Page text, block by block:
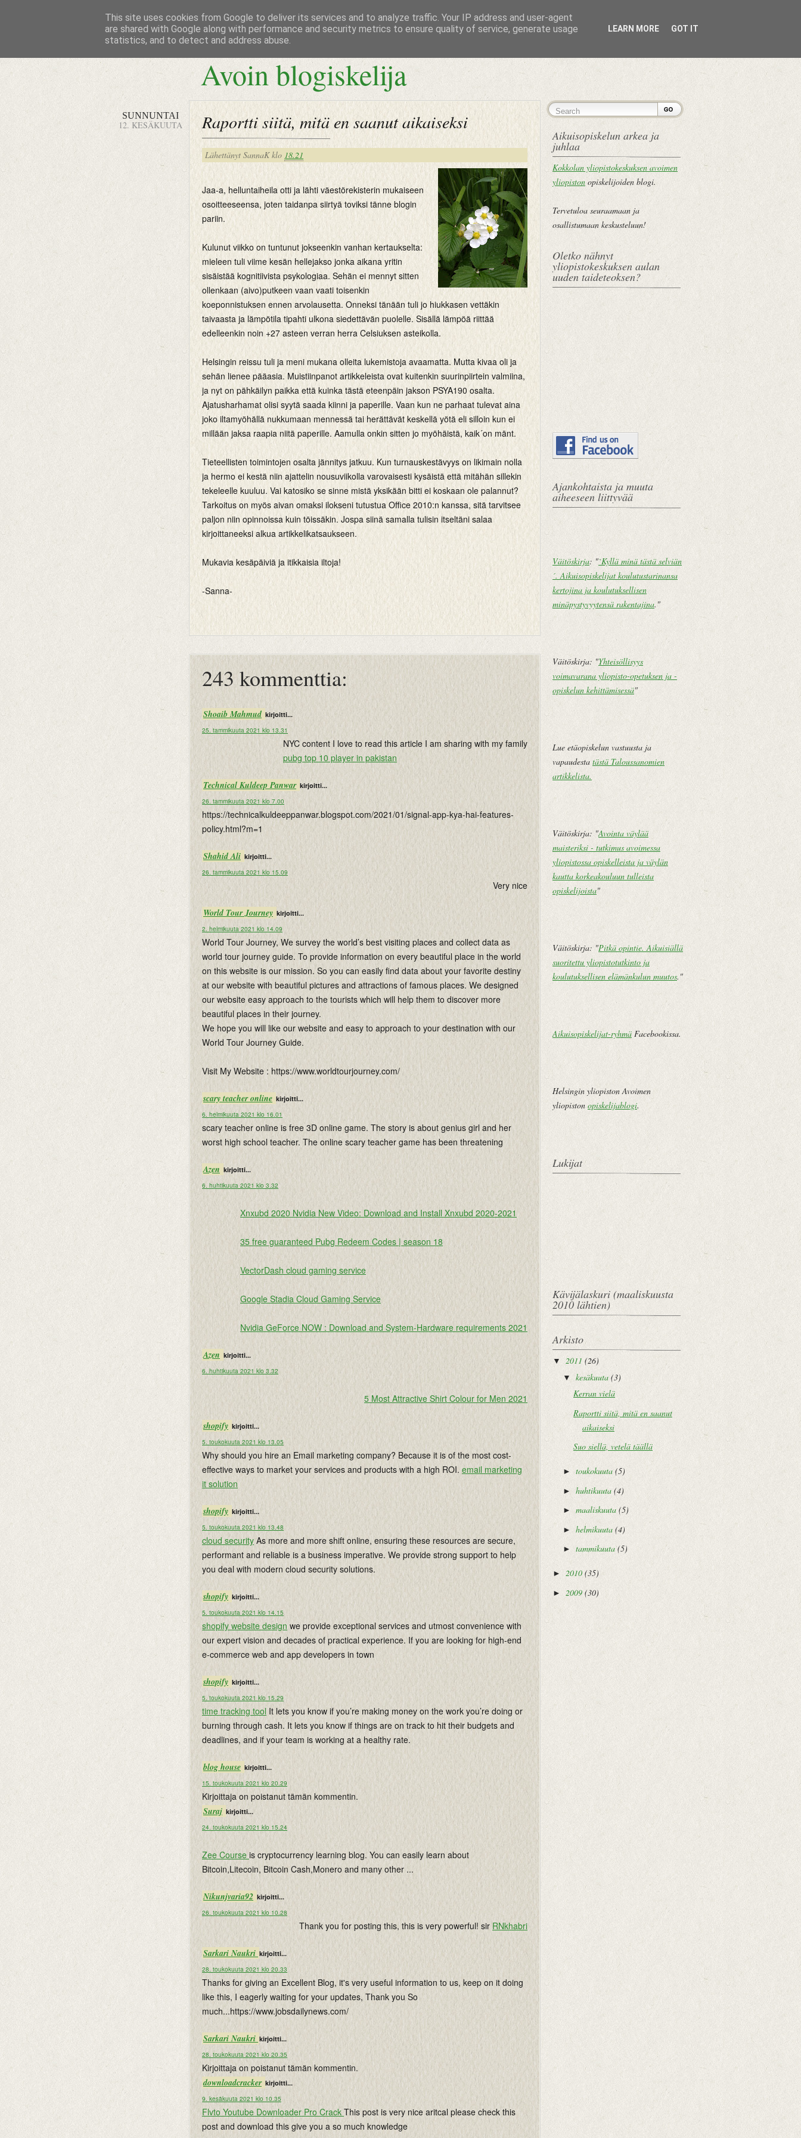
Avoin blogiskelija
SUNNUNTAI
12. KESÄKUUTA Raportti siitä, mitä en saanut aikaiseksi
Lähettänyt SannaK klo 18.21
Jaa-a, helluntaiheila otti ja lähti väestörekisterin mukaiseen
osoitteeseensa, joten taidanpa siirtyä toviksi tänne blogin
pariin.
Kulunut viikko on tuntunut jokseenkin vanhan kertaukselta:
mieleen tuli viime kesän hellejakso jonka aikana yritin
sisäistää kognitiivista psykologiaa. Sehän ei mennyt sitten
ollenkaan (aivo)putkeen vaan vaati toisenkin
koeponnistuksen ennen arvolausetta. Onneksi tänään tuli jo hiukkasen vettäkin
taivaasta ja lämpötila tipahti ulkona siedettävän puolelle. Sisällä lämpöä riittää
edelleenkin noin +27 asteen verran herra Celsiuksen asteikolla.
Helsingin reissu tuli ja meni mukana olleita lukemistoja avaamatta. Mutta kivaa oli ja
sehän lienee pääasia. Muistiinpanot artikkeleista ovat kuitenkin suurinpiirtein valmiina,
ja nyt on pähkäilyn paikka että kuinka tästä eteenpäin jakson PSYA190 osalta.
Ajatusharhamat olisi syytä saada kiinni ja paperille. Vaan kun ne parhaat tulevat aina
joko iltamyöhällä nukkumaan mennessä tai herättävät keskellä yötä eli silloin kun ei
millään jaksa raapia niitä paperille. Aamulla onkin sitten jo myöhäistä, kaik´on mänt.
Tieteellisten toimintojen osalta jännitys jatkuu. Kun turnauskestävyys on likimain nolla
ja hermo ei kestä niin ajattelin nousuviikolla varovaisesti kysäistä että mitähän sillekin
tekeleelle kuuluu. Vai katosiko se sinne mistä yksikään bitti ei koskaan ole palannut?
Tarkoitus on myös aivan omaksi ilokseni tutustua Office 2010:n kanssa, sitä tarvitsee
paljon niin opinnoissa kuin töissäkin. Jospa siinä samalla tulisin itseltäni salaa
kirjoittaneeksi alkua artikkelikatsaukseen.
Mukavia kesäpäiviä ja itikkaisia iltoja!
-Sanna-
243 kommenttia:
Shoaib Mahmud kirjoitti...
25. tammikuuta 2021 klo 13.31
NYC content I love to read this article I am sharing with my family
pubg top 10 player in pakistan
Technical Kuldeep Panwar kirjoitti...
26. tammikuuta 2021 klo 7.00
https://technicalkuldeeppanwar.blogspot.com/2021/01/signal-app-kya-hai-features-
policy.html?m=1
Shahid Ali kirjoitti...
26. tammikuuta 2021 klo 15.09
Very nice
World Tour Journey kirjoitti...
2. helmikuuta 2021 klo 14.09
World Tour Journey, We survey the world’s best visiting places and collect data as
world tour journey guide. To provide information on every beautiful place in the world
on this website is our mission. So you can easily find data about your favorite destiny
at our website with beautiful pictures and attractions of famous places. We designed
our website easy approach to the tourists which will help them to discover more
beautiful places in their journey.
We hope you will like our website and easy to approach to your destination with our
World Tour Journey Guide.
Visit My Website : https://www.worldtourjourney.com/
scary teacher online kirjoitti...
6. helmikuuta 2021 klo 16.01
scary teacher online is free 3D online game. The story is about genius girl and her
worst high school teacher. The online scary teacher game has been threatening
Azen kirjoitti...
6. huhtikuuta 2021 klo 3.32
Xnxubd 2020 Nvidia New Video: Download and Install Xnxubd 2020-2021
35 free guaranteed Pubg Redeem Codes | season 18
VectorDash cloud gaming service
Google Stadia Cloud Gaming Service
Nvidia GeForce NOW : Download and System-Hardware requirements 2021
Azen kirjoitti...
6. huhtikuuta 2021 klo 3.32
5 Most Attractive Shirt Colour for Men 2021
shopify kirjoitti...
5. toukokuuta 2021 klo 13.05
Why should you hire an Email marketing company? Because it is of the most cost-
effective ways to market your services and products with a high ROI. email marketing
it solution
shopify kirjoitti...
5. toukokuuta 2021 klo 13.48
cloud security As more and more shift online, ensuring these resources are secure,
performant and reliable is a business imperative. We provide strong support to help
you deal with modern cloud security solutions.
shopify kirjoitti...
5. toukokuuta 2021 klo 14.15
shopify website design we provide exceptional services and utmost convenience with
our expert vision and decades of practical experience. If you are looking for high-end
e-commerce web and app developers in town
shopify kirjoitti...
5. toukokuuta 2021 klo 15.29
time tracking tool It lets you know if you’re making money on the work you’re doing or
burning through cash. It lets you know if things are on track to hit their budgets and
deadlines, and if your team is working at a healthy rate.
blog house kirjoitti...
15. toukokuuta 2021 klo 20.29
Kirjoittaja on poistanut tämän kommentin.
Suraj kirjoitti...
24. toukokuuta 2021 klo 15.24
Zee Courseis cryptocurrency learning blog. You can easily learn about
Bitcoin,Litecoin, Bitcoin Cash,Monero and many other ...
Nikunjvaria92 kirjoitti...
26. toukokuuta 2021 klo 10.28
Thank you for posting this, this is very powerful! sirRNkhabri
Sarkari Naukri kirjoitti...
28. toukokuuta 2021 klo 20.33
Thanks for giving an Excellent Blog, it's very useful information to us, keep on it doing
like this, I eagerly waiting for your updates, Thank you So
much...https://www.jobsdailynews.com/
Sarkari Naukri kirjoitti...
28. toukokuuta 2021 klo 20.35
Kirjoittaja on poistanut tämän kommentin.
downloadcracker kirjoitti...
9. kesäkuuta 2021 klo 10.35
Flvto Youtube Downloader Pro Crack This post is very nice aritcal please check this
post and download this give you a so much knowledge
m
Aikuisopiskelun arkea ja
juhlaa
Kokkolan yliopistokeskuksen avoimen
yliopiston opiskelijoiden blogi.
Tervetuloa seuraamaan ja
osallistumaan keskusteluun!
Oletko nähnyt
yliopistokeskuksen aulan
uuden taideteoksen?
Ajankohtaista ja muuta
aiheeseen liittyvää
Väitöskirja: "`Kyllä minä tästä selviän
´. Aikuisopiskelijat koulutustarinansa
kertojina ja koulutuksellisen
minäpystyvyytensä rakentajina."
Väitöskirja: "Yhteisöllisyys
voimavarana yliopisto-opetuksen ja -
opiskelun kehittämisessä"
Lue etäopiskelun vastuusta ja
vapaudesta tästä Taloussanomien
artikkelista.
Väitöskirja: "Avointa väylää
maisteriksi - tutkimus avoimessa
yliopistossa opiskelleista ja väylän
kautta korkeakouluun tulleista
opiskelijoista"
Väitöskirja: "Pitkä opintie. Aikuisiällä
suoritettu yliopistotutkinto ja
koulutuksellisen elämänkulun muutos."
Aikuisopiskelijat-ryhmä Facebookissa.
Helsingin yliopiston Avoimen
yliopiston opiskelijablogi.
Lukijat
Kävijälaskuri (maaliskuusta
2010 lähtien)
Arkisto
▼ 2011 (26)
▼ kesäkuuta (3)
Kerran vielä
Raportti siitä, mitä en saanut
aikaiseksi
Suo siellä, vetelä täällä
► toukokuuta (5)
► huhtikuuta (4)
► maaliskuuta (5)
► helmikuuta (4)
► tammikuuta (5)
► 2010 (35)
► 2009 (30)
This site uses cookies from Google to deliver its services and to analyze traffic. Your IP address and user-agent
are shared with Google along with performance and security metrics to ensure quality of service, generate usage
statistics, and to detect and address abuse.
LEARN MORE GOT IT